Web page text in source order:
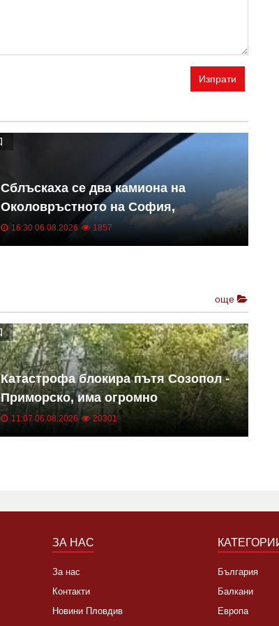
Изпрати
Сблъскаха се два камиона на
Околовръстното на София,
движението е затруднено СНИМКА
16:30 06.08.2026 1857
още
Катастрофа блокира пътя Созопол -
Приморско, има огромно
задръстване ВИДЕО
11:07 06.08.2026 20301
ЗА НАС
За нас
Контакти
Новини Пловдив
България
Балкани
Европа